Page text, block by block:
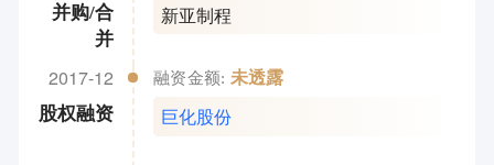
并购/合
并
新亚制程
2017-12
股权融资
融资金额: 未透露
巨化股份